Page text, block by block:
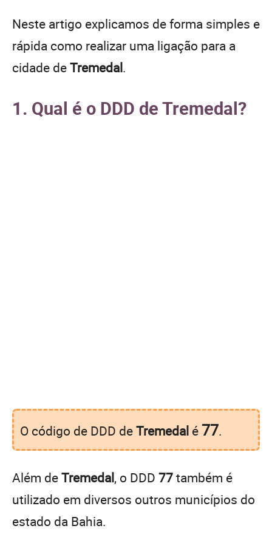
Neste artigo explicamos de forma simples e
rápida como realizar uma ligação para a
cidade deTremedal.
1. Qual é o DDD de Tremedal?
O código de DDD deTremedal é 77.
Além deTremedal, o DDD 77também é
utilizado em diversos outros municípios do
estado da Bahia.